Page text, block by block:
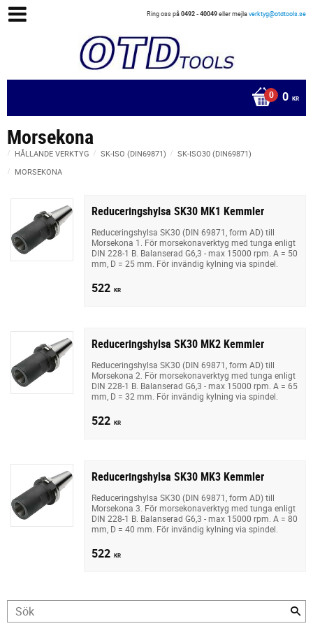
Ring oss på0492 - 40049eller mejlaverktyg@otdtools.se
0 KR
Morsekona
HÅLLANDE VERKTYG SK-ISO (DIN69871)
SK-ISO30 (DIN69871)
MORSEKONA
Reduceringshylsa SK30 MK1 Kemmler
Reduceringshylsa SK30 (DIN 69871, form AD) till
Morsekona 1. För morsekonaverktyg med tunga enligt
DIN 228-1 B. Balanserad G6,3 - max 15000 rpm. A = 50
mm, D = 25 mm. För invändig kylning via spindel.
522 KR
Reduceringshylsa SK30 MK2 Kemmler
Reduceringshylsa SK30 (DIN 69871, form AD) till
Morsekona 2. För morsekonaverktyg med tunga enligt
DIN 228-1 B. Balanserad G6,3 - max 15000 rpm. A = 65
mm, D = 32 mm. För invändig kylning via spindel.
522 KR
Reduceringshylsa SK30 MK3 Kemmler
Reduceringshylsa SK30 (DIN 69871, form AD) till
Morsekona 3. För morsekonaverktyg med tunga enligt
DIN 228-1 B. Balanserad G6,3 - max 15000 rpm. A = 80
mm, D = 40 mm. För invändig kylning via spindel.
522 KR